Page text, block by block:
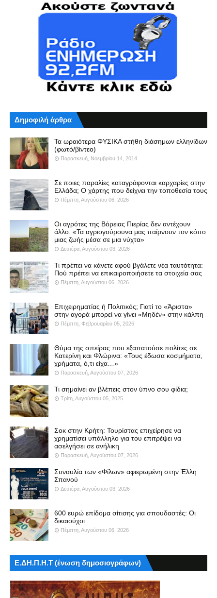
Δημοφιλή άρθρα
Τα ωραιότερα ΦΥΣΙΚΑ στήθη διάσημων ελληνίδων
(φωτό/βίντεο)
Παρασκευή, Νοεμβρίου 14, 2014
Σε ποιες παραλίες καταγράφονται καρχαρίες στην
Ελλάδα; Ο χάρτης που δείχνει την τοποθεσία τους
Πέμπτη, Αυγούστου 06, 2026
Οι αγρότες της Βόρειας Πιερίας δεν αντέχουν
άλλο: «Τα αγριογούρουνα μας παίρνουν τον κόπο
μιας ζωής μέσα σε μια νύχτα»
Δευτέρα, Αυγούστου 03, 2026
Τι πρέπει να κάνετε αφού βγάλετε νέα ταυτότητα:
Πού πρέπει να επικαιροποιήσετε τα στοιχεία σας
Πέμπτη, Αυγούστου 06, 2026
Επιχειρηματίας ή Πολιτικός; Γιατί το «Άριστα»
στην αγορά μπορεί να γίνει «Μηδέν» στην κάλπη
Πέμπτη, Φεβρουαρίου 05, 2026
Θύμα της σπείρας που εξαπατούσε πολίτες σε
Κατερίνη και Φλώρινα: «Τους έδωσα κοσμήματα,
χρήματα, ό,τι είχα…»
Παρασκευή, Αυγούστου 07, 2026
Τι σημαίνει αν βλέπεις στον ύπνο σου φίδια;
Τρίτη, Αυγούστου 05, 2025
Σοκ στην Κρήτη: Τουρίστας επιχείρησε να
χρηματίσει υπάλληλο για του επιτρέψει να
ασελγήσει σε ανήλικη
Παρασκευή, Αυγούστου 07, 2026
Συναυλία των «Φίλων» αφιερωμένη στην Έλλη
Σπανού
Δευτέρα, Αυγούστου 03, 2026
600 ευρώ επίδομα σίτισης για σπουδαστές: Οι
δικαιούχοι
Πέμπτη, Αυγούστου 06, 2026
Ε.ΔΗ.Π.Η.Τ (ένωση δημοσιογράφων)